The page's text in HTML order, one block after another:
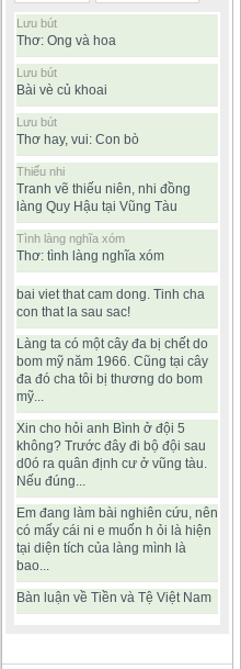
Lưu bút
Thơ: Ong và hoa
Lưu bút
Bài vè củ khoai
Lưu bút
Thơ hay, vui: Con bò
Thiếu nhi
Tranh vẽ thiếu niên, nhi đồng
làng Quy Hậu tại Vũng Tàu
Tình làng nghĩa xóm
Thơ: tình làng nghĩa xóm
bai viet that cam dong. Tinh cha
con that la sau sac!
Làng ta có một cây đa bị chết do
bom mỹ năm 1966. Cũng tại cây
đa đó cha tôi bị thương do bom
mỹ...
Xin cho hỏi anh Bình ở đội 5
không? Trước đây đi bộ đội sau
d0ó ra quân định cư ở vũng tàu.
Nếu đúng...
Em đang làm bài nghiên cứu, nên
có mấy cái ni e muốn h ỏi là hiện
tại diện tích của làng mình là
bao...
Bàn luận về Tiền và Tệ Việt Nam